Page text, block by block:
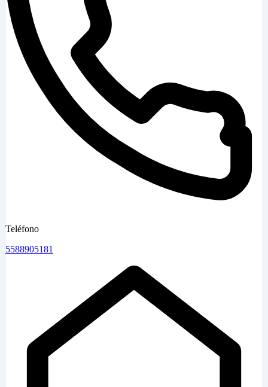
Teléfono
5588905181